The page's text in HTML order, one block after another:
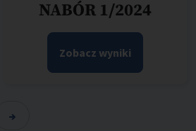
NABÓR 1/2024
Zobacz wyniki